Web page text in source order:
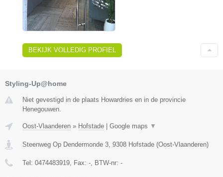
BEKIJK VOLLEDIG PROFIEL
Styling-Up@home
Niet gevestigd in de plaats Howardries en in de provincie
Henegouwen.
Oost-Vlaanderen » Hofstade | Google maps ▼
Steenweg Op Dendermonde 3 9308 Hofstade (Oost-Vlaanderen)
Tel: 0474483919 , Fax: - , BTW-nr: -